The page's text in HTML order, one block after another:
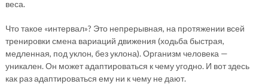
веса.
Что такое «интервал»? Это непрерывная, на протяжении всей
тренировки смена вариаций движения (ходьба быстрая,
медленная, под уклон, без уклона). Организм человека —
уникален. Он может адаптироваться к чему угодно. И вот здесь
как раз адаптироваться ему ни к чему не дают.